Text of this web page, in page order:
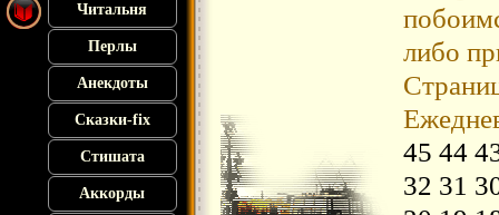
Читальня
Перлы
Анекдоты
Сказки-fix
Стишата
Аккорды
либо
45 44
32 31